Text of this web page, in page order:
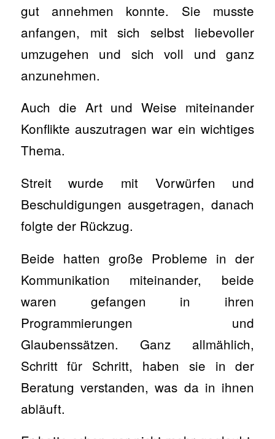
gut annehmen konnte. Sie musste
anfangen, mit sich selbst liebevoller
umzugehen und sich voll und ganz
anzunehmen.
Auch die Art und Weise miteinander
Konflikte auszutragen war ein wichtiges
Thema.
Streit wurde mit Vorwürfen und
Beschuldigungen ausgetragen, danach
folgte der Rückzug.
Beide hatten große Probleme in der
Kommunikation miteinander, beide
waren gefangen in ihren
Programmierungen und
Glaubenssätzen. Ganz allmählich,
Schritt für Schritt, haben sie in der
Beratung verstanden, was da in ihnen
abläuft.